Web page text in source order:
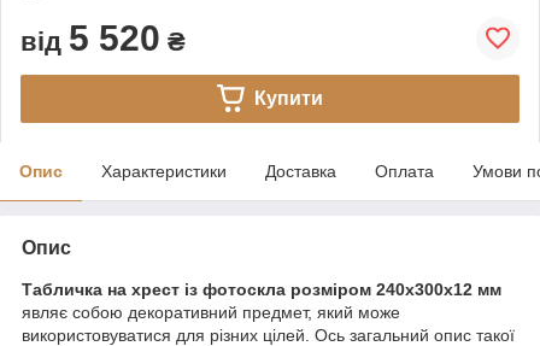
від 5 520 ₴
Купити
Опис Характеристики Доставка Оплата Умови
Опис
Табличка на хрест із фотоскла розміром 240х300x12 мм
являє собою декоративний предмет, який може
використовуватися для різних цілей. Ось загальний опис такої